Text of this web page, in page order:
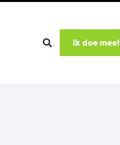
Ik doe mee!